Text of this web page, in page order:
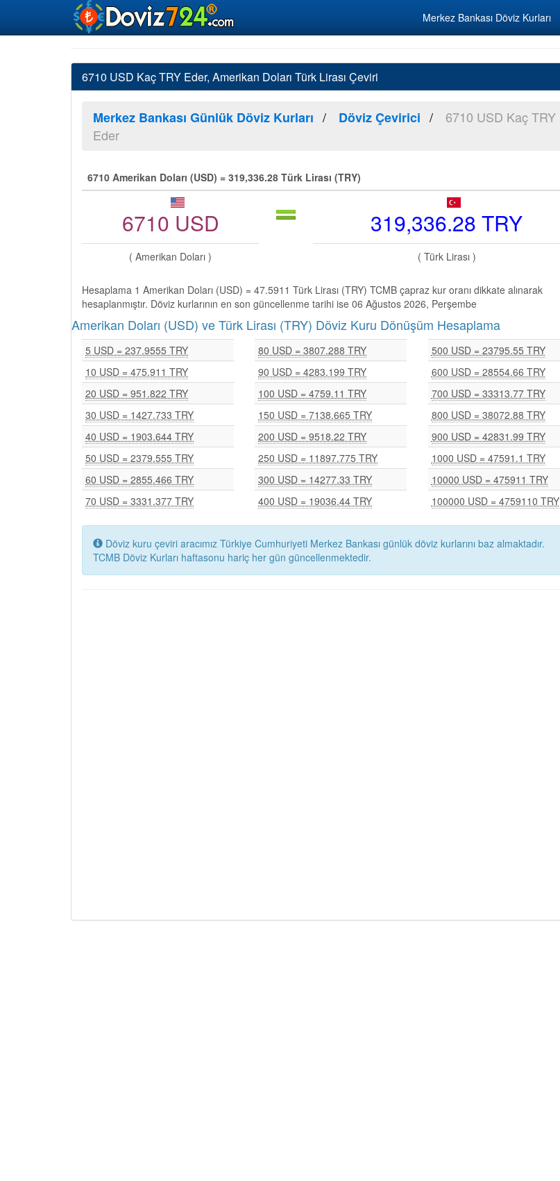
Merkez Bankası Döviz Kurları
6710 USD Kaç TRY Eder, Amerikan Doları Türk Lirası Çeviri
Merkez Bankası Günlük Döviz Kurları Döviz Çevirici
6710 USD Kaç TRY
Eder
6710 Amerikan Doları (USD) = 319,336.28 Türk Lirası (TRY)
6710 USD 319,336.28 TRY
( Amerikan Doları ) ( Türk Lirası )
Hesaplama 1 Amerikan Doları (USD) = 47.5911 Türk Lirası (TRY) TCMB çapraz kur oranı dikkate alınarak
hesaplanmıştır. Döviz kurlarının en son güncellenme tarihi ise 06 Ağustos 2026, Perşembe
Amerikan Doları (USD) ve Türk Lirası (TRY) Döviz Kuru Dönüşüm Hesaplama
5 USD = 237.9555 TRY
10 USD = 475.911 TRY
20 USD = 951.822 TRY
30 USD = 1427.733 TRY
40 USD = 1903.644 TRY
50 USD = 2379.555 TRY
60 USD = 2855.466 TRY
70 USD = 3331.377 TRY
80 USD = 3807.288 TRY
90 USD = 4283.199 TRY
100 USD = 4759.11 TRY
150 USD = 7138.665 TRY
200 USD = 9518.22 TRY
250 USD = 11897.775 TRY
300 USD = 14277.33 TRY
400 USD = 19036.44 TRY
500 USD = 23795.55 TRY
600 USD = 28554.66 TRY
700 USD = 33313.77 TRY
800 USD = 38072.88 TRY
900 USD = 42831.99 TRY
1000 USD = 47591.1 TRY
10000 USD = 475911 TRY
100000 USD = 4759110 TRY
Döviz kuru çeviri aracımız Türkiye Cumhuriyeti Merkez Bankası günlük döviz kurlarını baz almaktadır.
TCMB Döviz Kurları haftasonu hariç her gün güncellenmektedir.